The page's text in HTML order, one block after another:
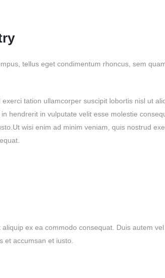
tellus eget condimentum rhoncus, sem
tation ullamcorper suscipit lobortis nisl ut
hendrerit in vulputate velit esse molestie
wisi enim ad minim veniam, quis nostrud
ex ea commodo consequat. Duis autem
et accumsan et iusto.